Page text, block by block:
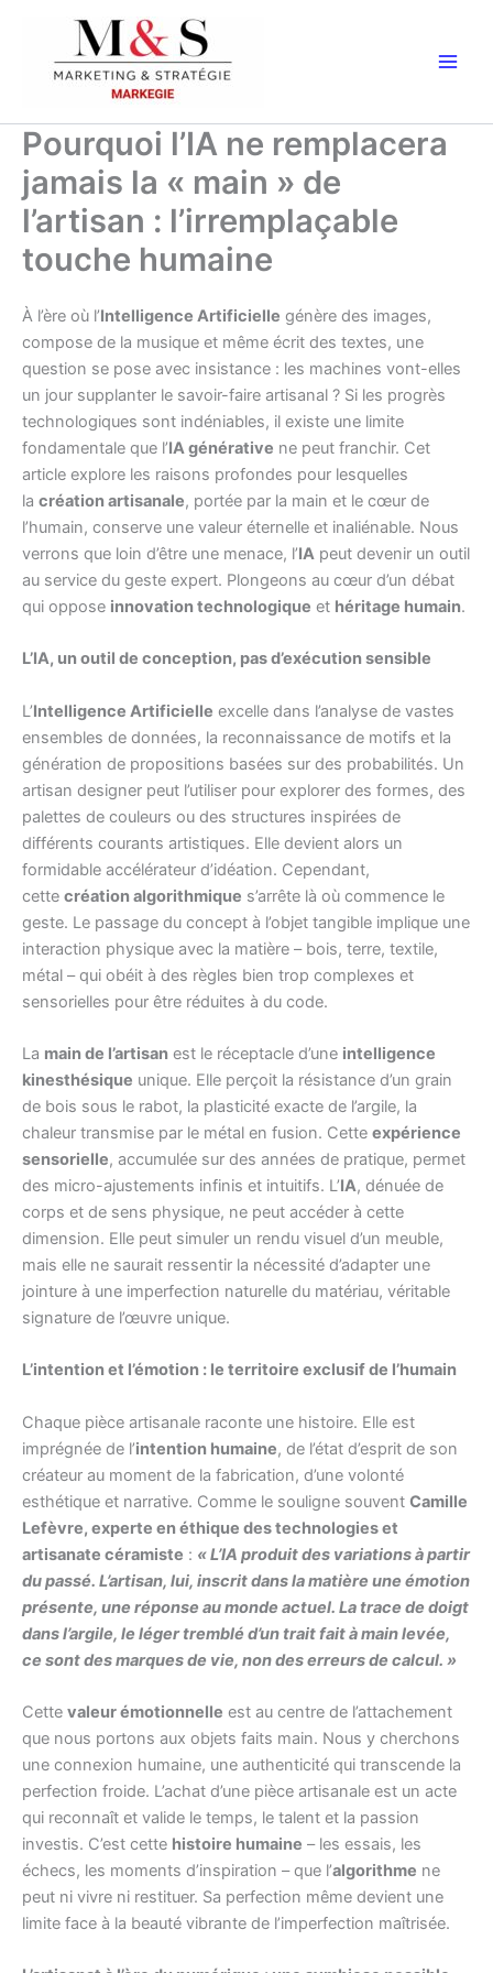
contenu
Pourquoi l’IA ne remplacera
jamais la « main » de
l’artisan : l’irremplaçable
touche humaine
À l’ère où l’Intelligence Artificielle génère des images,
compose de la musique et même écrit des textes, une
question se pose avec insistance : les machines vont-elles
un jour supplanter le savoir-faire artisanal ? Si les progrès
technologiques sont indéniables, il existe une limite
fondamentale que l’IA générative ne peut franchir. Cet
article explore les raisons profondes pour lesquelles
la création artisanale, portée par la main et le cœur de
l’humain, conserve une valeur éternelle et inaliénable. Nous
verrons que loin d’être une menace, l’IA peut devenir un outil
au service du geste expert. Plongeons au cœur d’un débat
qui oppose innovation technologique et héritage humain.
L’IA, un outil de conception, pas d’exécution sensible
L’Intelligence Artificielle excelle dans l’analyse de vastes
ensembles de données, la reconnaissance de motifs et la
génération de propositions basées sur des probabilités. Un
artisan designer peut l’utiliser pour explorer des formes, des
palettes de couleurs ou des structures inspirées de
différents courants artistiques. Elle devient alors un
formidable accélérateur d’idéation. Cependant,
cette création algorithmique s’arrête là où commence le
geste. Le passage du concept à l’objet tangible implique une
interaction physique avec la matière – bois, terre, textile,
métal – qui obéit à des règles bien trop complexes et
sensorielles pour être réduites à du code.
La main de l’artisan est le réceptacle d’une intelligence
kinesthésique unique. Elle perçoit la résistance d’un grain
de bois sous le rabot, la plasticité exacte de l’argile, la
chaleur transmise par le métal en fusion. Cette expérience
sensorielle, accumulée sur des années de pratique, permet
des micro-ajustements infinis et intuitifs. L’IA, dénuée de
corps et de sens physique, ne peut accéder à cette
dimension. Elle peut simuler un rendu visuel d’un meuble,
mais elle ne saurait ressentir la nécessité d’adapter une
jointure à une imperfection naturelle du matériau, véritable
signature de l’œuvre unique.
L’intention et l’émotion : le territoire exclusif de l’humain
Chaque pièce artisanale raconte une histoire. Elle est
imprégnée de l’intention humaine, de l’état d’esprit de son
créateur au moment de la fabrication, d’une volonté
esthétique et narrative. Comme le souligne souvent Camille
Lefèvre, experte en éthique des technologies et
artisanate céramiste : « L’IA produit des variations à partir
du passé. L’artisan, lui, inscrit dans la matière une émotion
présente, une réponse au monde actuel. La trace de doigt
dans l’argile, le léger tremblé d’un trait fait à main levée,
ce sont des marques de vie, non des erreurs de calcul. »
Cette valeur émotionnelle est au centre de l’attachement
que nous portons aux objets faits main. Nous y cherchons
une connexion humaine, une authenticité qui transcende la
perfection froide. L’achat d’une pièce artisanale est un acte
qui reconnaît et valide le temps, le talent et la passion
investis. C’est cette histoire humaine – les essais, les
échecs, les moments d’inspiration – que l’algorithme ne
peut ni vivre ni restituer. Sa perfection même devient une
limite face à la beauté vibrante de l’imperfection maîtrisée.